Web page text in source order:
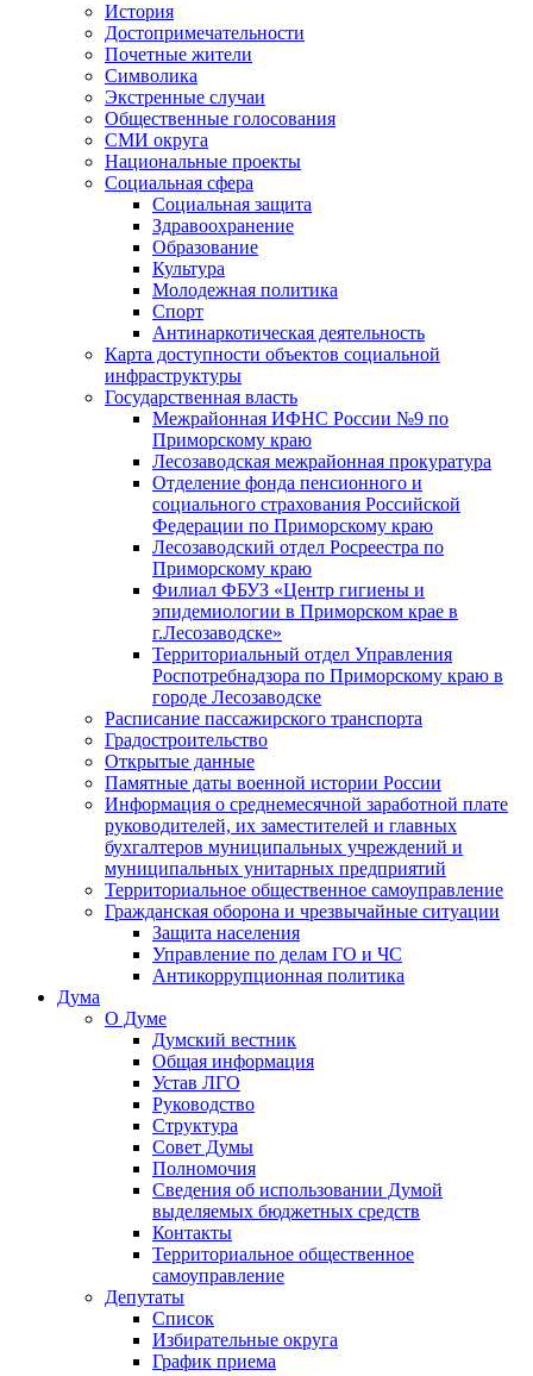
История
Достопримечательности
Почетные жители
Символика
Экстренные случаи
Общественные голосования
СМИ округа
Национальные проекты
Социальная сфера
Социальная защита
Здравоохранение
Образование
Культура
Молодежная политика
Спорт
Антинаркотическая деятельность
Карта доступности объектов социальной
инфраструктуры
Государственная власть
Межрайонная ИФНС России №9 по
Приморскому краю
Лесозаводская межрайонная прокуратура
Отделение фонда пенсионного и
социального страхования Российской
Федерации по Приморскому краю
Лесозаводский отдел Росреестра по
Приморскому краю
Филиал ФБУЗ «Центр гигиены и
эпидемиологии в Приморском крае в
г.Лесозаводске»
Территориальный отдел Управления
Роспотребнадзора по Приморскому краю в
городе Лесозаводске
Расписание пассажирского транспорта
Градостроительство
Открытые данные
Памятные даты военной истории России
Информация о среднемесячной заработной плате
руководителей, их заместителей и главных
бухгалтеров муниципальных учреждений и
муниципальных унитарных предприятий
Территориальное общественное самоуправление
Гражданская оборона и чрезвычайные ситуации
Защита населения
Управление по делам ГО и ЧС
Антикоррупционная политика
Дума
О Думе
Думский вестник
Общая информация
Устав ЛГО
Руководство
Структура
Совет Думы
Полномочия
Сведения об использовании Думой
выделяемых бюджетных средств
Контакты
Территориальное общественное
самоуправление
Депутаты
Список
Избирательные округа
График приема